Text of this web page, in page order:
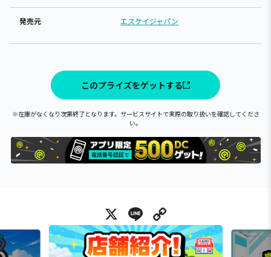
発売元 エスケイジャパン
このプライズをゲットする
※在庫がなくなり次第終了となります。サービスサイトで実際の取り扱いを確認してくださ
い。
X Line